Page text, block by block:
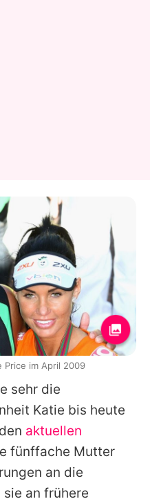
sehr die
Katie bis heute
aktuellen
fünffache Mutter
an die
an frühere
Price im April 2009